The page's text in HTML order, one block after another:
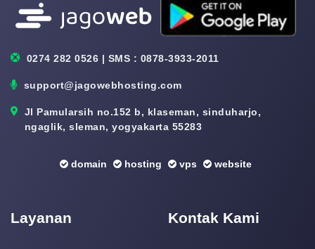
0274 282 0526 | SMS : 0878-3933-2011
support@jagowebhosting.com
Jl Pamularsih no.152 b, klaseman, sinduharjo,
ngaglik, sleman, yogyakarta 55283
domain hosting vps website
Layanan Kontak Kami